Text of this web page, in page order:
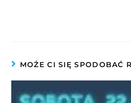
MOŻE CI SIĘ SPODOBAĆ